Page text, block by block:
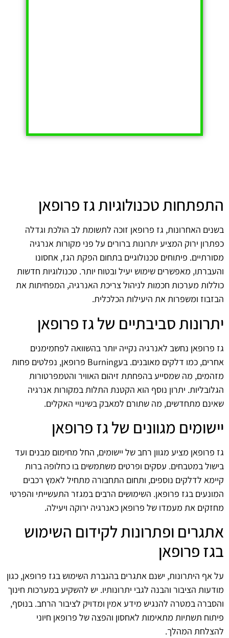
התפתחות טכנולוגיות גז פרופאן
בשנים האחרונות, גז פרופאן זוכה לתשומת לב הולכת וגדלה
כפתרון ירוק המציע יתרונות ברורים על פני מקורות אנרגיה
מסורתיים. פיתוחים טכנולוגיים בתחום הפקת הגז, אחסונו
והעברתו, מאפשרים שימוש יעיל ובטוח יותר. טכנולוגיות חדשות
כוללות מערכות חכמות לניהול צריכת האנרגיה, המפחיתות את
הבזבוז ומשפרות את היעילות הכלכלית.
יתרונות סביבתיים של גז פרופאן
גז פרופאן נחשב לאנרגיה נקייה יותר בהשוואה לפחמימנים
אחרים, כמו דלקים מאובנים. בעBurning פרופאן, נפלטים פחות
מזהמים, מה שמסייע בהפחתת זיהום האוויר והטמפרטורות
הגלובליות. יתרון נוסף הוא הקטנת התלות במקורות אנרגיה
שאינם מתחדשים, מה שתורם למאבק בשינויי האקלים.
יישומים מגוונים של גז פרופאן
גז פרופאן מציע מגוון רחב של יישומים, החל מחימום מבנים ועד
בישול במטבחים. עסקים ופרטים משתמשים בו כחלופה ברות
קיימא לדלקים נוספים, ותחום התחבורה מתחיל לאמץ רכבים
המונעים בגז פרופאן. השימושים הרבים במגזר התעשייתי והפרטי
מחזקים את מעמדו של פרופאן כאנרגיה ירוקה ויעילה.
אתגרים ופתרונות לקידום השימוש
בגז פרופאן
על אף היתרונות, ישנם אתגרים בהגברת השימוש בגז פרופאן, כגון
מודעות הציבור והבנה לגבי יתרונותיו. יש להשקיע במערכות חינוך
והסברה במטרה להנגיש מידע אמין ומדויק לציבור הרחב. בנוסף,
פיתוח תשתיות מתאימות לאחסון והפצה של פרופאן חיוני
להצלחת המהלך.